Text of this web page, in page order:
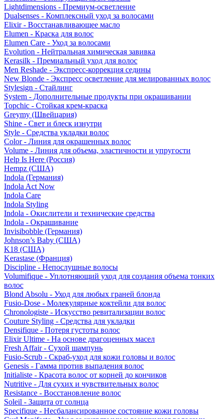
Lightdimensions - Премиум-осветление
Dualsenses - Комплексный уход за волосами
Elixir - Восстанавливающее масло
Elumen - Краска для волос
Elumen Care - Уход за волосами
Evolution - Нейтральная химическая завивка
Kerasilk - Премиальный уход для волос
Men Reshade - Экспресс-коррекция седины
New Blonde - Экспресс осветление для мелированных волос
Stylesign - Стайлинг
System - Дополнительные продукты при окрашивании
Topchic - Стойкая крем-краска
Greymy (Швейцария)
Shine - Свет и блеск изнутри
Style - Средства укладки волос
Color - Линия для окрашенных волос
Volume - Линия для объема, эластичности и упругости
Help Is Here (Россия)
Hempz (США)
Indola (Германия)
Indola Act Now
Indola Care
Indola Styling
Indola - Окислители и технические средства
Indola - Окрашивание
Invisibobble (Германия)
Johnson’s Baby (США)
K18 (США)
Kerastase (Франция)
Discipline - Непослушные волосы
Volumifique - Уплотняющий уход для создания объема тонких
волос
Blond Absolu - Уход для любых граней блонда
Fusio-Dose - Молекулярные коктейли для волос
Chronologiste - Искусство ревитализации волос
Couture Styling - Средства для укладки
Densifique - Потеря густоты волос
Elixir Ultime - На основе драгоценных масел
Fresh Affair - Сухой шампунь
Fusio-Scrub - Скраб-уход для кожи головы и волос
Genesis - Гамма против выпадения волос
Initialiste - Красота волос от корней до кончиков
Nutritive - Для сухих и чувствительных волос
Resistance - Восстановление волос
Soleil - Защита от солнца
Specifique - Несбалансированное состояние кожи головы